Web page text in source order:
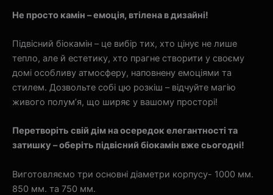
Не просто камін – емоція, втілена в дизайні!
Підвісний біокамін – це вибір тих, хто цінує не лише
тепло, але й естетику, хто прагне створити у своєму
домі особливу атмосферу, наповнену емоціями та
стилем. Дозвольте собі цю розкіш – відчуйте магію
живого полум’я, що ширяє у вашому просторі!
Перетворіть свій дім на осередок елегантності та
затишку – оберіть підвісний біокамін вже сьогодні!
Виготовляємо три основні діаметри корпусу- 1000 мм.
850 мм. та 750 мм.